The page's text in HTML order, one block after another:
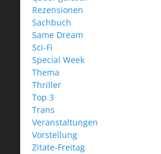
Rezensionen
Sachbuch
Same Dream
Sci-Fi
Special Week
Thema
Thriller
Top 3
Trans
Veranstaltungen
Vorstellung
Zitate-Freitag